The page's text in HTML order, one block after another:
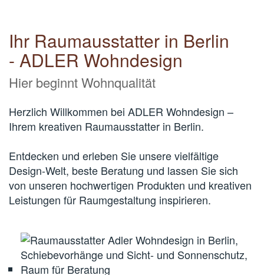
Ihr Raumausstatter in Berlin
- ADLER Wohndesign
Hier beginnt Wohnqualität
Herzlich Willkommen bei ADLER Wohndesign –
Ihrem kreativen Raumausstatter in Berlin.
Entdecken und erleben Sie unsere vielfältige
Design-Welt, beste Beratung und lassen Sie sich
von unseren hochwertigen Produkten und kreativen
Leistungen für Raumgestaltung inspirieren.